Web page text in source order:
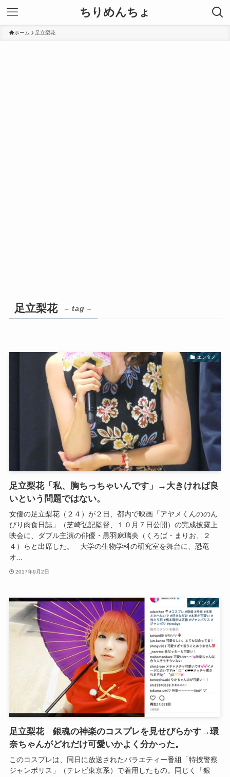
ちりめんちょ
ホーム 足立梨花
足立梨花 – tag –
エンタメ
足立梨花「私、胸ちっちゃいんです」→大きければ良
いという問題ではない。
女優の足立梨花（２４）が２日、都内で映画「アヤメくんののん
びり肉食日誌」（芝崎弘記監督、１０月７日公開）の完成披露上
映会に、ダブル主演の俳優・黒羽麻璃央（くろば・まりお、２
４）らと出席した。 大学の生物学科の研究室を舞台に、恐竜
オ...
2017年9月2日
エンタメ
足立梨花 銀魂の神楽のコスプレを見せびらかす→環
奈ちゃんがどれだけ可愛いかよく分かった。
このコスプレは、同日に放送されたバラエティー番組「特捜警察
ジャンポリス」（テレビ東京系）で着用したもの。同じく「銀